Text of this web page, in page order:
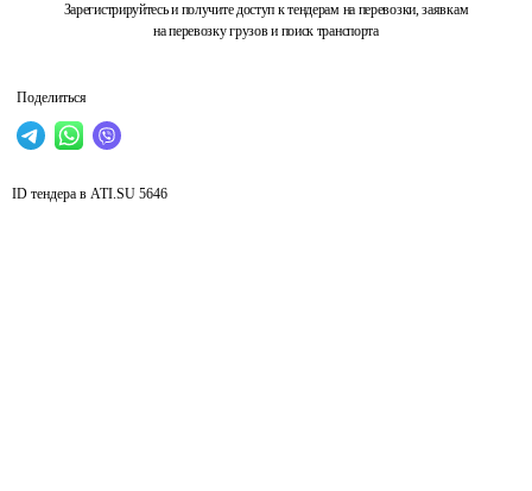
Зарегистрируйтесь и получите доступ к тендерам на перевозки, заявкам
на перевозку грузов и поиск транспорта
Поделиться
ID тендера в ATI.SU 5646